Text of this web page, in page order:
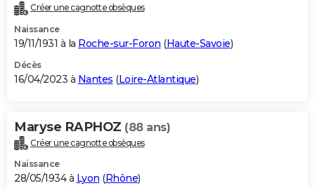
Créer une cagnotte obsèques
Naissance
19/11/1931 à la Roche-sur-Foron (Haute-Savoie)
Décès
16/04/2023 à Nantes (Loire-Atlantique)
Maryse RAPHOZ (88 ans)
Créer une cagnotte obsèques
Naissance
28/05/1934 à Lyon (Rhône)